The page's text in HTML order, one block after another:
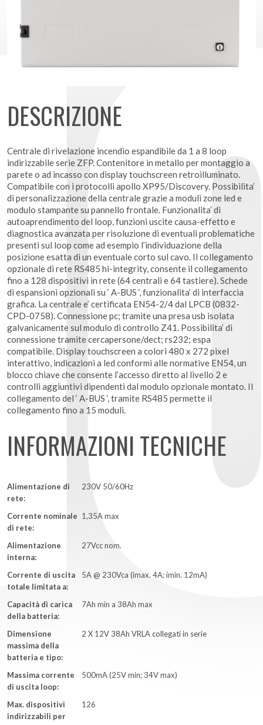
DESCRIZIONE
Centrale di rivelazione incendio espandibile da 1 a 8 loop
indirizzabile serie ZFP. Contenitore in metallo per montaggio a
parete o ad incasso con display touchscreen retroilluminato.
Compatibile con i protocolli apollo XP95/Discovery. Possibilita’
di personalizzazione della centrale grazie a moduli zone led e
modulo stampante su pannello frontale. Funzionalita’ di
autoaprendimento del loop, funzioni uscite causa-effetto e
diagnostica avanzata per risoluzione di eventuali problematiche
presenti sul loop come ad esempio l’individuazione della
posizione esatta di un eventuale corto sul cavo. Il collegamento
opzionale di rete RS485 hi-integrity, consente il collegamento
fino a 128 dispositivi in rete (64 centrali e 64 tastiere). Schede
di espansioni opzionali su ‘ A-BUS ‘, funzionalita’ di interfaccia
grafica. La centrale e’ certificata EN54-2/4 dal LPCB (0832-
CPD-0758). Connessione pc; tramite una presa usb isolata
galvanicamente sul modulo di controllo Z41. Possibilita’ di
connessione tramite cercapersone/dect; rs232; espa
compatibile. Display touchscreen a colori 480 x 272 pixel
interattivo, indicazioni a led conformi alle normative EN54, un
blocco chiave che consente l’accesso diretto al livello 2 e
controlli aggiuntivi dipendenti dal modulo opzionale montato. Il
collegamento del ‘ A-BUS ‘, tramite RS485 permette il
collegamento fino a 15 moduli.
INFORMAZIONI TECNICHE
Alimentazione di
rete:
230V 50/60Hz
Corrente nominale
di rete:
1,35A max
Alimentazione
interna:
27Vcc nom.
Corrente di uscita
totale limitata a:
5A @ 230Vca (imax. 4A; imin. 12mA)
Capacità di carica
della batteria:
7Ah min a 38Ah max
Dimensione
massima della
batteria e tipo:
2 X 12V 38Ah VRLA collegati in serie
Massima corrente
di uscita loop:
500mA (25V min; 34V max)
Max. dispositivi
indirizzabili per
126